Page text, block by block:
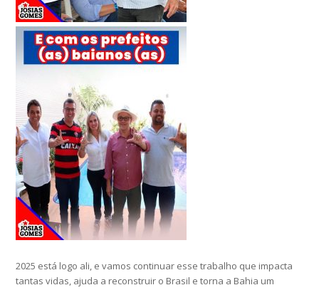
2025 está logo ali, e vamos continuar esse trabalho que impacta
tantas vidas, ajuda a reconstruir o Brasil e torna a Bahia um